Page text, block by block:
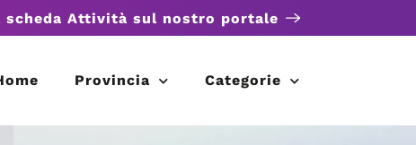
scheda Attività sul nostro portale
Provincia Categorie